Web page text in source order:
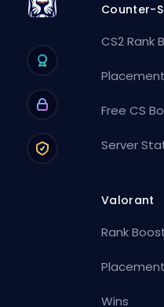
Counter-
CS2 Rank
Placement
Free CS
Server
Valorant
Rank
Placement
Wins